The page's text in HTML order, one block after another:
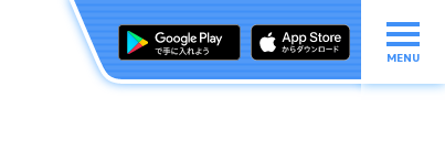
MENU